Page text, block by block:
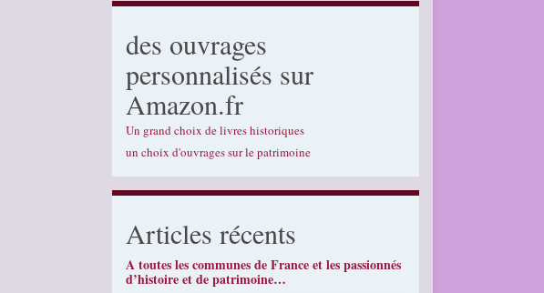
des ouvrages
personnalisés sur
Amazon.fr
Un grand choix de livres historiques
un choix d'ouvrages sur le patrimoine
Articles récents
A toutes les communes de France et les passionnés
d’histoire et de patrimoine…